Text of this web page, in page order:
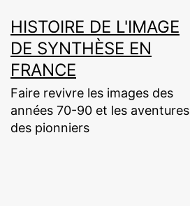
au
contenu
HISTOIRE DE L'IMAGE
DE SYNTHÈSE EN
FRANCE
Faire revivre les images des
années 70-90 et les aventures
des pionniers